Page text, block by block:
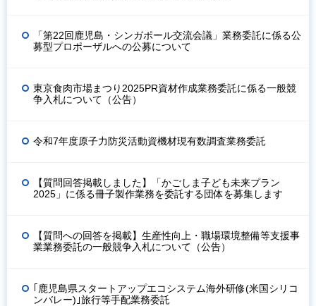
「第22回鹿児島・シンガポール交流会議」業務委託に係る公
募型プロポーザルへの公募について
東京食肉市場まつり2025PR資材作成業務委託に係る一般競
争入札について（公告）
令和7年度原子力防災活動資機材現有数調査業務委託
【質問回答掲載しました】「かごしま子ども未来プラン
2025」に係る冊子製作業務を委託する団体を募集します
【質問への回答を掲載】生産性向上・職場環境整備等支援事
業業務委託の一般競争入札について（公告）
｢鹿児島県スタートアップエコシステム海外研修(米国シリコ
ンバレー)｣旅行等手配業務委託